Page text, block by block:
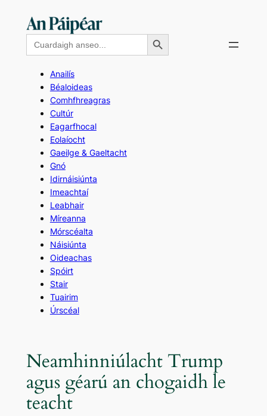
contentSearch
for:
Search Button
Anailís
Béaloideas
Comhfhreagras
Cultúr
Eagarfhocal
Eolaíocht
Gaeilge & Gaeltacht
Gnó
Idirnáisiúnta
Imeachtaí
Leabhair
Míreanna
Mórscéalta
Náisiúnta
Oideachas
Spóirt
Stair
Tuairim
Úrscéal
Neamhinniúlacht Trump
agus géarú an chogaidh le
teacht